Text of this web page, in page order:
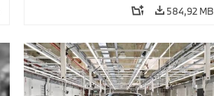
584,92 MB